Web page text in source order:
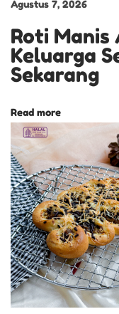
N
B
O
U
G
U
L
U
N
G
T
E
R
Agustus 7, 2026
Roti
Keluarga
Sekarang
Read more